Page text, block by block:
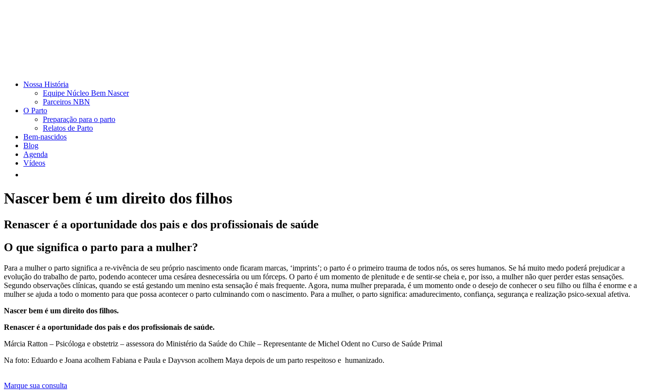
Nossa História
Equipe Núcleo Bem Nascer
Parceiros NBN
O Parto
Preparação para o parto
Relatos de Parto
Bem-nascidos
Blog
Agenda
Vídeos
Nascer bem é um direito dos filhos
Renascer é a oportunidade dos pais e dos profissionais de saúde
O que significa o parto para a mulher?
Para a mulher o parto significa a re-vivência de seu próprio nascimento onde ficaram marcas, ‘imprints’; o parto é o primeiro trauma de todos nós, os seres humanos. Se há muito medo poderá prejudicar a
evolução do trabalho de parto, podendo acontecer uma cesárea desnecessária ou um fórceps. O parto é um momento de plenitude e de sentir-se cheia e, por isso, a mulher não quer perder estas sensações.
Segundo observações clínicas, quando se está gestando um menino esta sensação é mais frequente. Agora, numa mulher preparada, é um momento onde o desejo de conhecer o seu filho ou filha é enorme e a
mulher se ajuda a todo o momento para que possa acontecer o parto culminando com o nascimento. Para a mulher, o parto significa: amadurecimento, confiança, segurança e realização psico-sexual afetiva.
Nascer bem é um direito dos filhos.
Renascer é a oportunidade dos pais e dos profissionais de saúde.
Márcia Ratton – Psicóloga e obstetriz – assessora do Ministério da Saúde do Chile – Representante de Michel Odent no Curso de Saúde Primal
Na foto: Eduardo e Joana acolhem Fabiana e Paula e Dayvson acolhem Maya depois de um parto respeitoso e humanizado.
Marque sua consulta